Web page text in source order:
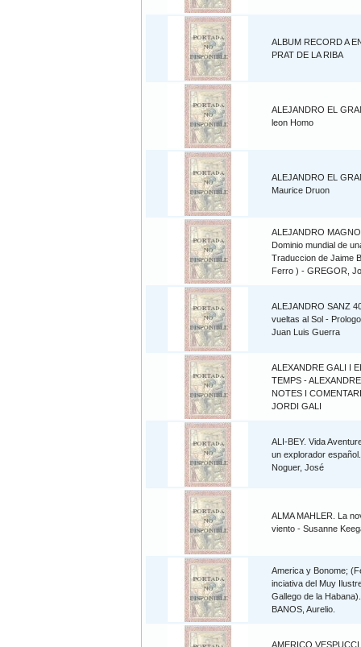
ALBUM RECORD A
PRAT DE LA RIBA
ALEJANDRO EL
leon Homo
ALEJANDRO EL
Maurice Druon
ALEJANDRO
Dominio mundial de
Traduccion de Jaime
Ferro ) - GREGOR,
ALEJANDRO SANZ
vueltas al Sol -
Juan Luis Guerra
ALEXANDRE GALI I
TEMPS -
NOTES I
JORDI GALI
ALI-BEY. Vida
un explorador
Noguer, José
ALMA MAHLER. La
viento - Susanne
America y Bonome;
inciativa del Muy
Gallego de la
BANOS, Aurelio.
AMERICO VESPUCCI